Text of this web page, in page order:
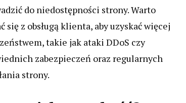
do niedostępności strony. Warto
z obsługą klienta, aby uzyskać więcej
takie jak ataki DDoS czy
zabezpieczeń oraz regularnych
strony.